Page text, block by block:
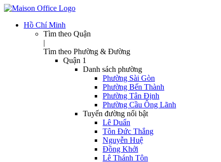
Hồ Chí Minh
Tìm theo Quận
|
Tìm theo Phường & Đường
Quận 1
Danh sách phường
Phường Sài Gòn
Phường Bến Thành
Phường Tân Định
Phường Cầu Ông Lãnh
Tuyến đường nổi bật
Lê Duẩn
Tôn Đức Thắng
Nguyễn Huệ
Đồng Khởi
Lê Thánh Tôn